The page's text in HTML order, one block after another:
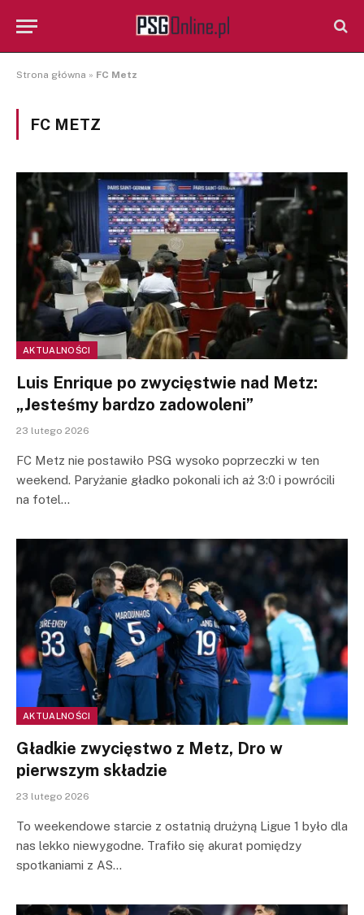
Strona główna » FC Metz
FC METZ
AKTUALNOŚCI
Luis Enrique po zwycięstwie nad Metz:
„Jesteśmy bardzo zadowoleni”
23 lutego 2026
FC Metz nie postawiło PSG wysoko poprzeczki w ten
weekend. Paryżanie gładko pokonali ich aż 3:0 i powrócili
na fotel…
AKTUALNOŚCI
Gładkie zwycięstwo z Metz, Dro w
pierwszym składzie
23 lutego 2026
To weekendowe starcie z ostatnią drużyną Ligue 1 było dla
nas lekko niewygodne. Trafiło się akurat pomiędzy
spotkaniami z AS…